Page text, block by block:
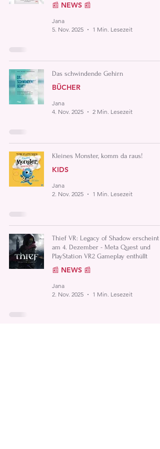
📰 NEWS 📰
Jana
5. Nov. 2025
1 Min. Lesezeit
Das schwindende Gehirn
BÜCHER
Jana
4. Nov. 2025
2 Min. Lesezeit
Kleines Monster, komm da raus!
KIDS
Jana
2. Nov. 2025
1 Min. Lesezeit
Thief VR: Legacy of Shadow erscheint
am 4. Dezember - Meta Quest und
PlayStation VR2 Gameplay enthüllt
📰 NEWS 📰
Jana
2. Nov. 2025
1 Min. Lesezeit